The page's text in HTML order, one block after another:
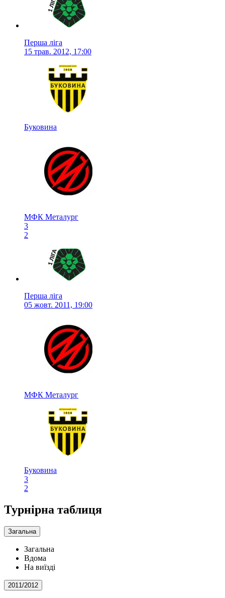
Перша ліга
15 трав. 2012, 17:00
Буковина
МФК Металург
3
2
Перша ліга
05 жовт. 2011, 19:00
МФК Металург
Буковина
3
2
Турнірна таблиця
Загальна
Загальна
Вдома
На виїзді
2011/2012